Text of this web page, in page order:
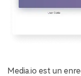
Media.io est un